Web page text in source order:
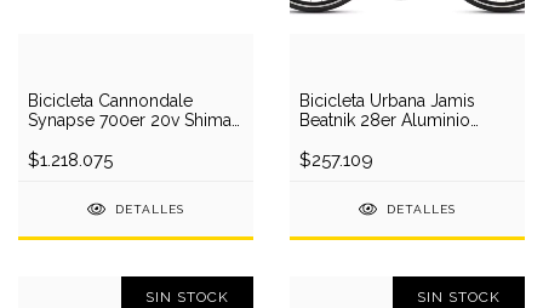
Bicicleta Cannondale
Synapse 700er 20v Shima
$1.218.075
DETALLES
Bicicleta Urbana Jamis
Beatnik 28er Aluminio
$257.109
DETALLES
SIN STOCK SIN STOCK